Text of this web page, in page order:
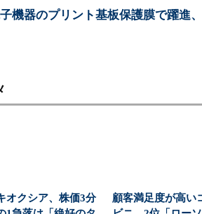
機器のプリント基板保護膜で躍進
オクシア、株価3分
顧客満足度が高い